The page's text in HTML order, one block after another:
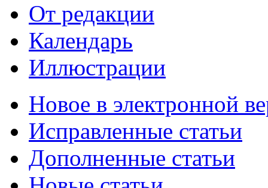
От редакции
Календарь
Иллюстрации
Новое в электронной
Исправленные статьи
Дополненные статьи